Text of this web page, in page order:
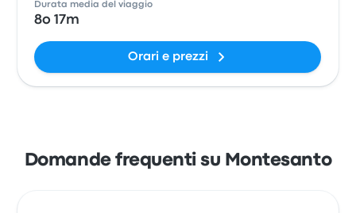
Durata media del viaggio
8o 17m
Orari e prezzi
Domande frequenti su Montesanto